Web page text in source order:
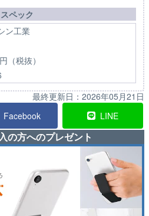
スペック
ン工業
（税抜）
最終更新日： 2026年05月21日
Facebook LINE
の方へのプレゼント